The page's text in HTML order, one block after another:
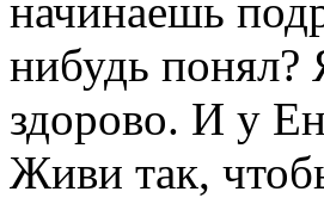
начинаешь
нибудь понял?
здорово. И у
Живи так,